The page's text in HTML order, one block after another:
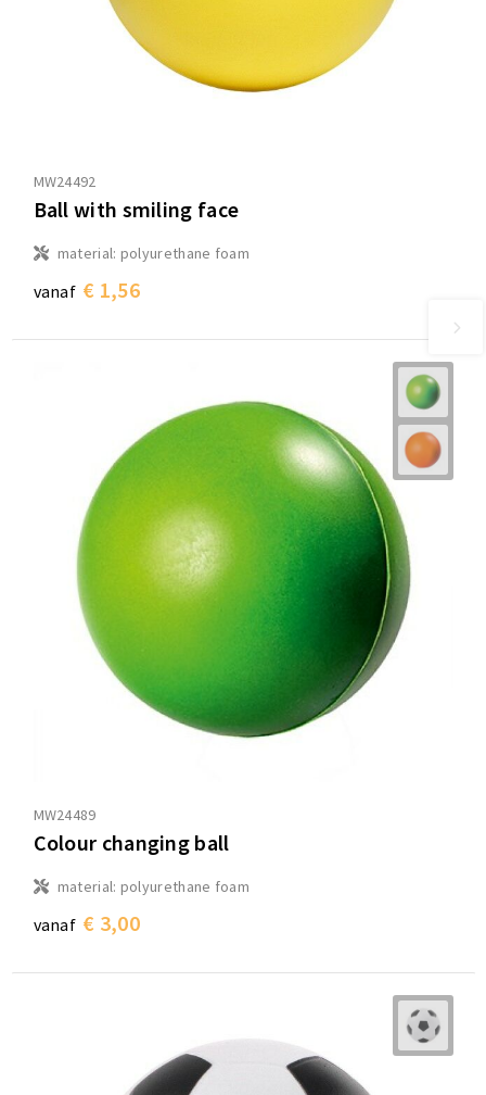
MW24492
Ball with smiling face
material: polyurethane foam
vanaf € 1,56
MW24489
Colour changing ball
material: polyurethane foam
vanaf € 3,00